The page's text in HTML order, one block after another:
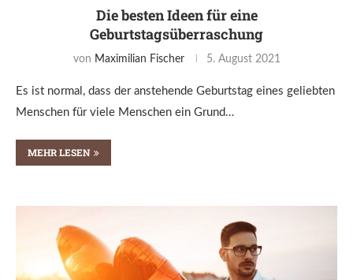
Die besten Ideen für eine
Geburtstagsüberraschung
von Maximilian Fischer 5. August 2021
Es ist normal, dass der anstehende Geburtstag eines geliebten
Menschen für viele Menschen ein Grund…
MEHR LESEN